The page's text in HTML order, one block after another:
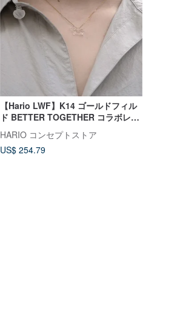
【Hario LWF】K14 ゴールドフィル
ド BETTER TOGETHER コラボレー
ション ダックスフント ハンドメイド
ガラスネックレス
HARIO コンセプトストア
US$ 254.79